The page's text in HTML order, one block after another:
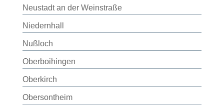
Neustadt an der Weinstraße
Niedernhall
Nußloch
Oberboihingen
Oberkirch
Obersontheim